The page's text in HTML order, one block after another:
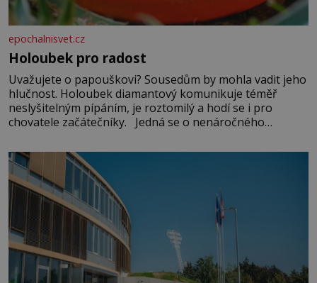
epochalnisvet.cz
Holoubek pro radost
Uvažujete o papouškovi? Sousedům by mohla vadit jeho
hlučnost. Holoubek diamantový komunikuje téměř
neslyšitelným pípáním, je roztomilý a hodí se i pro
chovatele začátečníky. Jedná se o nenáročného
času tráví na zemi, kde sbírá zbytky semínek Jeho
domovinou je prakticky celá Austrálie s výjimkou
pobřežní oblasti.